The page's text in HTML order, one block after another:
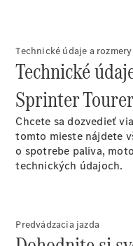
Všetky
eVito
eVito
Skriňové
vozidlo
Elektrické
eVito
Tourer
Technické údaje a rozmery
Technické
Sprinter
Chcete sa dozvedieť
tomto mieste nájdete
o spotrebe paliva,
technických údajoch.
Predvádzacia jazda